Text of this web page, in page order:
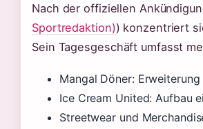
Nach der offiziellen
Sportredaktion)) konzentriert
Sein Tagesgeschäft umfasst
Mangal Döner:
Ice Cream United: Aufbau
Streetwear und